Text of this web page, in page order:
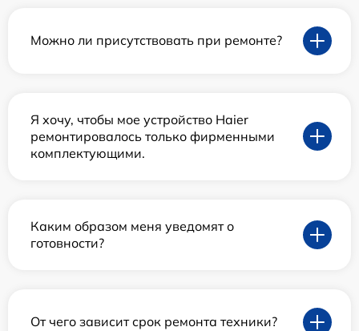
Можно ли присутствовать при ремонте?
Я хочу, чтобы мое устройство Haier
ремонтировалось только фирменными
комплектующими.
Каким образом меня уведомят о
готовности?
От чего зависит срок ремонта техники?